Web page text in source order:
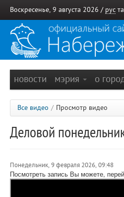
Воскресенье, 9 августа 2026 / рус
новости мэрия о
Все видео / Просмотр видео
Деловой
Понедельник, 9 февраля 2026, 09:48
Посмотреть запись Вы можете,